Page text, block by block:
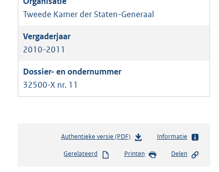
Tweede Kamer der Staten-Generaal
2010-2011
32500-X nr. 11
Authentieke versie (PDF)b
s
Informatie
Gerelateerd Printen Delen